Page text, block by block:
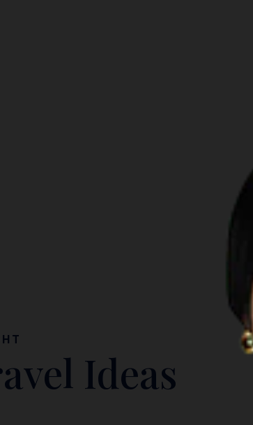
Ideas